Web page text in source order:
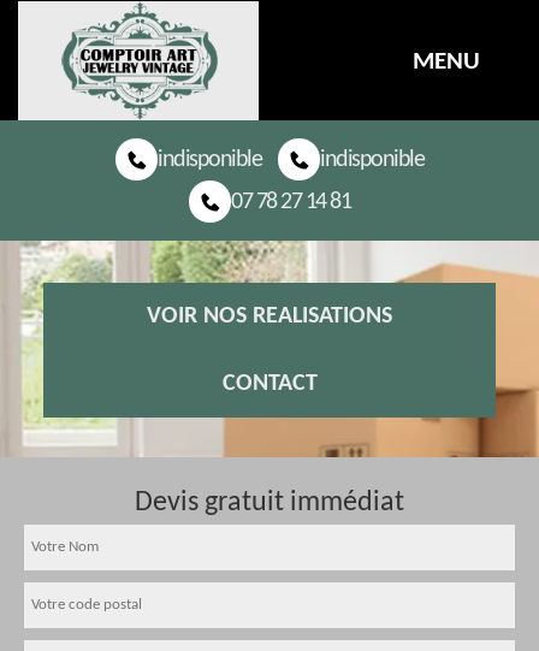
MENU
indisponible
indisponible
07 78 27 14 81
VOIR NOS REALISATIONS
CONTACT
Devis gratuit immédiat